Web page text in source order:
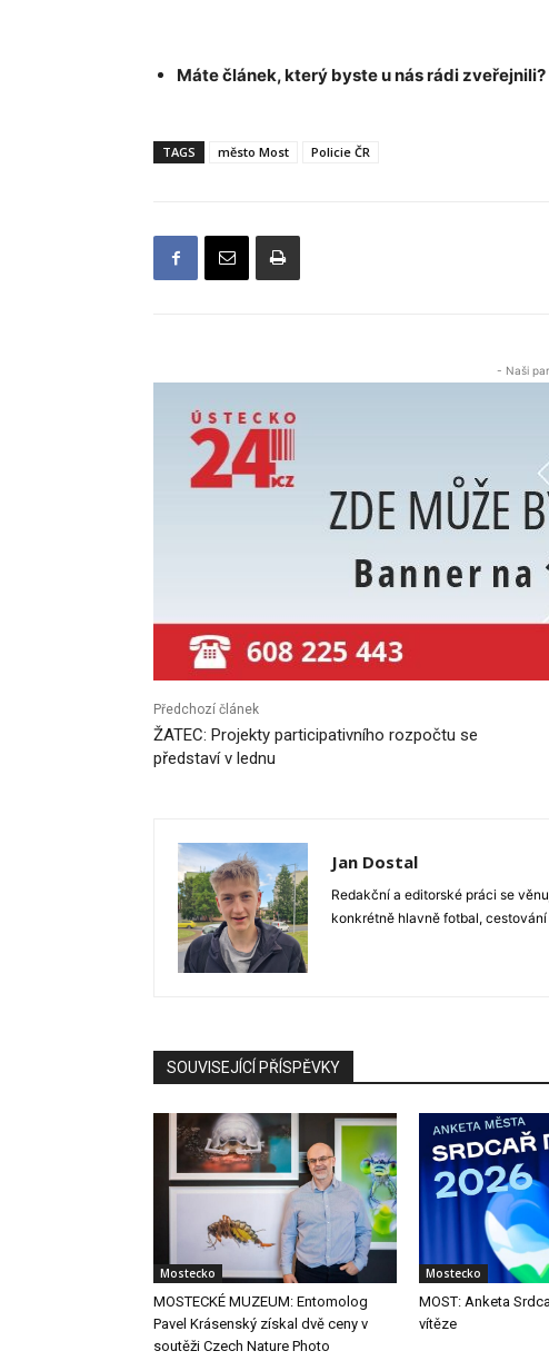
Máte článek, který byste u nás rádi zveřejnili?
TAGS město Most Policie ČR
- Naši
Předchozí článek
ŽATEC: Projekty participativního rozpočtu se
představí v lednu
Jan Dostal
Redakční a editorské práci se
konkrétně hlavně fotbal,
SOUVISEJÍCÍ PŘÍSPĚVKY
Mostecko
MOSTECKÉ MUZEUM: Entomolog
Pavel Krásenský získal dvě ceny v
soutěži Czech Nature Photo
Mostecko
MOST: Anketa
vítěze